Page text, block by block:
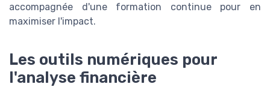
accompagnée d'une formation continue pour en
maximiser l'impact.
Les outils numériques pour
l'analyse financière